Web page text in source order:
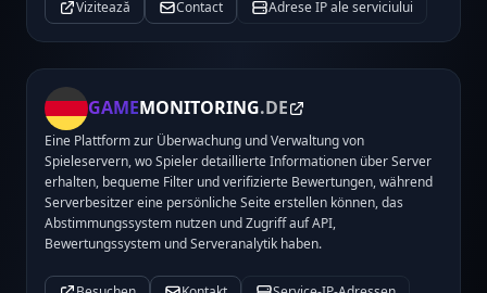
Vizitează Contact Adrese IP ale serviciului
GAMEMONITORING.DE
Eine Plattform zur Überwachung und Verwaltung von
Spieleservern, wo Spieler detaillierte Informationen über Server
erhalten, bequeme Filter und verifizierte Bewertungen, während
Serverbesitzer eine persönliche Seite erstellen können, das
Abstimmungssystem nutzen und Zugriff auf API,
Bewertungssystem und Serveranalytik haben.